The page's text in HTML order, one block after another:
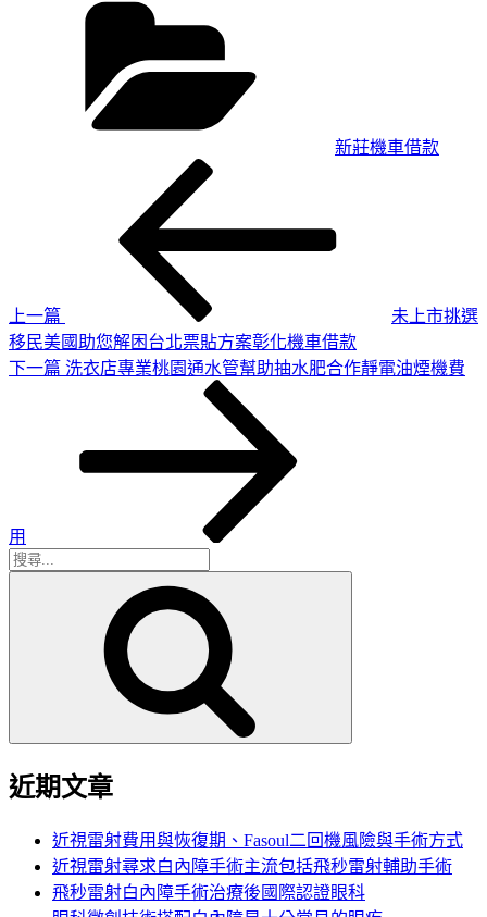
新莊機車借款
上一篇
未上市挑選
移民美國助您解困台北票貼方案彰化機車借款
下
下一篇 洗衣店專業桃園通水管幫助抽水肥合作靜電油煙機費
用
搜
近期文章
近視雷射費用與恢復期、Fasoul二回機風險與手術方式
近視雷射尋求白內障手術主流包括飛秒雷射輔助手術
飛秒雷射白內障手術治療後國際認證眼科